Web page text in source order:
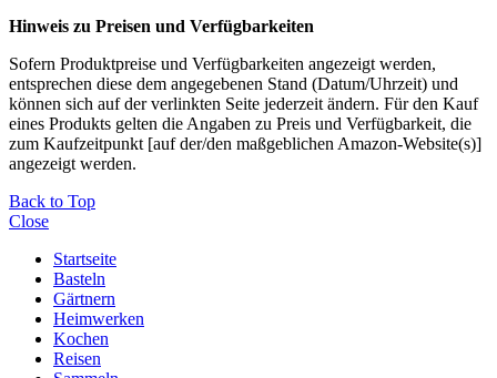
Hinweis zu Preisen und Verfügbarkeiten
Sofern Produktpreise und Verfügbarkeiten angezeigt werden,
entsprechen diese dem angegebenen Stand (Datum/Uhrzeit) und
können sich auf der verlinkten Seite jederzeit ändern. Für den Kauf
eines Produkts gelten die Angaben zu Preis und Verfügbarkeit, die
zum Kaufzeitpunkt [auf der/den maßgeblichen Amazon-Website(s)]
angezeigt werden.
Back to Top
Close
Startseite
Basteln
Gärtnern
Heimwerken
Kochen
Reisen